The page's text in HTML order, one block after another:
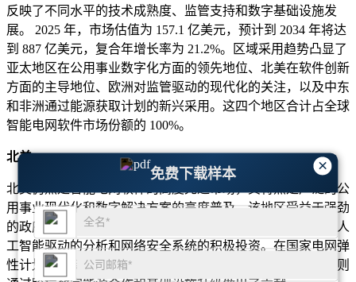
×
免费下载样本
反映了不同水平的技术成熟度、监管支持和数字基础设施发
展。 2025 年，市场估值为 157.1 亿美元，预计到 2034 年将达
到 887 亿美元，复合年增长率为 21.2%。区域采用趋势凸显了
亚太地区在公用事业数字化方面的领先地位、北美在软件创新
方面的主导地位、欧洲对监管驱动的现代化的关注，以及中东
和非洲通过能源获取计划的新兴采用。这四个地区合计占全球
智能电网软件市场份额的 100%。
北美
北美仍然是智能电网软件的高度先进市场，其特点是广泛的公
用事业现代化和数字解决方案的高度普及。该地区受益于强劲
的政府资助、强大的联邦电网计划以及主要公用事业公司对人
工智能驱动的分析和网络安全系统的积极投资。在国家电网弹
性计划的支持下，美国引领了这一增长，而加拿大和墨西哥则